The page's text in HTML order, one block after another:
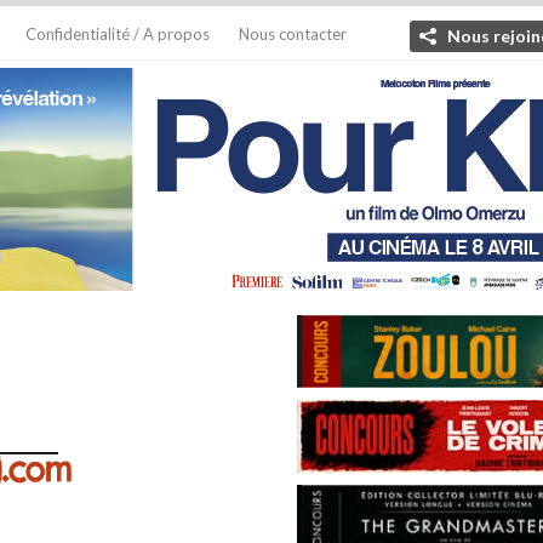
Confidentialité / A propos Nous contacter Nous